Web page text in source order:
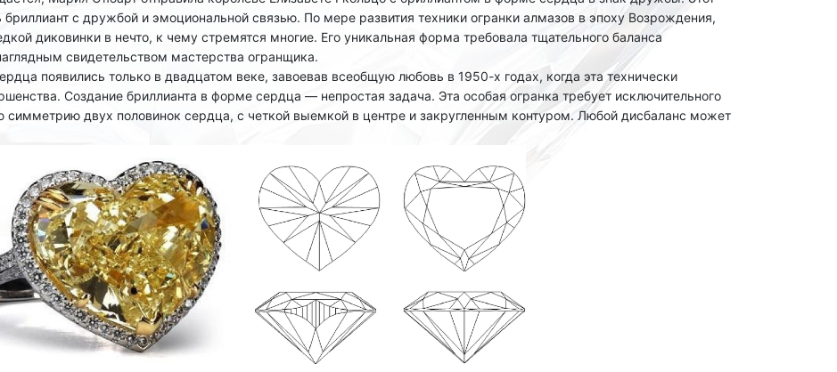
с дружбой и эмоциональной связью. По мере развития техники огранки алмазов в эпоху Возрождения,
диковинки в нечто, к чему стремятся многие. Его уникальная форма требовала тщательного баланса
свидетельством мастерства огранщика.
появились только в двадцатом веке, завоевав всеобщую любовь в 1950-х годах, когда эта технически
Создание бриллианта в форме сердца — непростая задача. Эта особая огранка требует исключительного
симметрию двух половинок сердца, с четкой выемкой в центре и закругленным контуром. Любой дисбаланс может